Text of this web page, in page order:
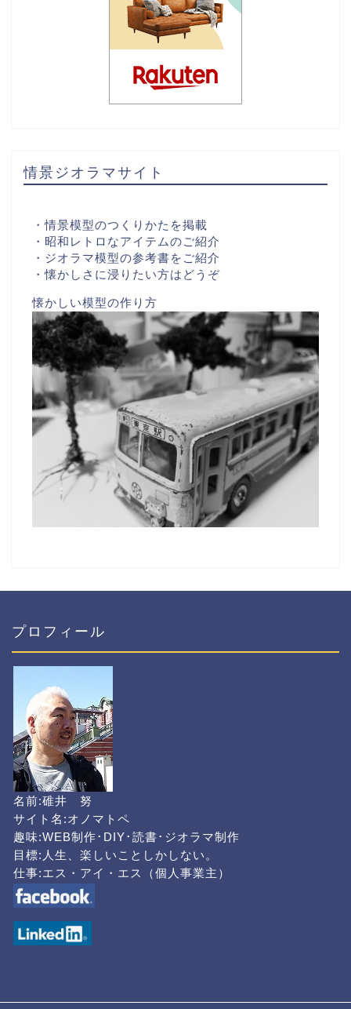
情景ジオラマサイト
・情景模型のつくりかたを掲載
・昭和レトロなアイテムのご紹介
・ジオラマ模型の参考書をご紹介
・懐かしさに浸りたい方はどうぞ
懐かしい模型の作り方
プロフィール
名前:碓井 努
サイト名:オノマトペ
趣味:WEB制作･DIY･読書･ジオラマ制作
目標:人生、楽しいことしかしない。
仕事:エス・アイ・エス（個人事業主）